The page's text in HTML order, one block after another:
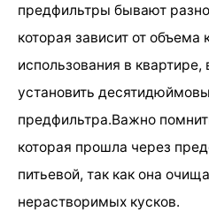
предфильтры бывают
которая зависит от объема
использования в
установить
предфильтра.Важно
которая прошла через
питьевой, так как она
нерастворимых кусков.